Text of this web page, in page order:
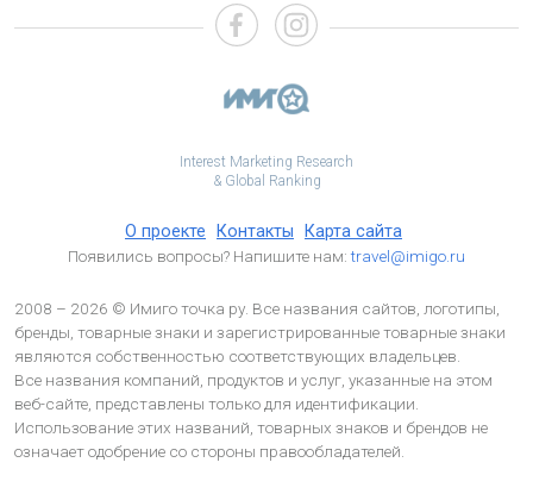
Interest Marketing Research
& Global Ranking
О проекте Контакты Карта сайта
Появились вопросы? Напишите нам:travel@imigo.ru
2008 – 2026 © Имиго точка ру. Все названия сайтов, логотипы,
бренды, товарные знаки и зарегистрированные товарные знаки
являются собственностью соответствующих владельцев.
Все названия компаний, продуктов и услуг, указанные на этом
веб-сайте, представлены только для идентификации.
Использование этих названий, товарных знаков и брендов не
означает одобрение со стороны правообладателей.